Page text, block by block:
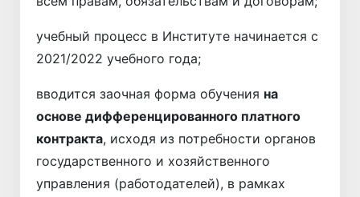
учебный процесс в Институте начинается с
2021/2022 учебного года;
вводится заочная форма обучения на
основе дифференцированного платного
контракта, исходя из потребности органов
государственного и хозяйственного
управления (работодателей), в рамках